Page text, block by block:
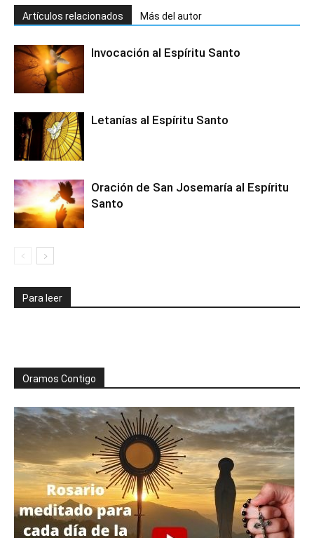
Artículos relacionados Más del autor
Invocación al Espíritu Santo
Letanías al Espíritu Santo
Oración de San Josemaría al Espíritu
Santo
Para leer
Oramos Contigo